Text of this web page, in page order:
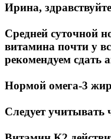
Ирина,
Средней суточной
витамина почти у
рекомендуем сдать
Нормой омега-3
Следует учитывать